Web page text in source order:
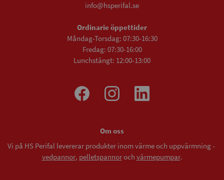
info@hsperifal.se
Ordinarie öppettider
Måndag-Torsdag: 07:30-16:30
Fredag: 07:30-16:00
Lunchstängt: 12:00-13:00
Om oss
Vi på HS Perifal levererar produkter inom värme och uppvärmning -
vedpannor, pelletspannoroch värmepumpar.